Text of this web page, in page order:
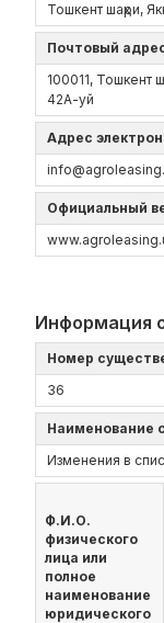
Тошкент шаҳри,
Почтовый
100011, Тошкент
42А-уй
Адрес
Официальный
Информация
Номер
36
Наименование
Изменения в
Ф.И.О.
физического
лица или
полное
наименование
юридического